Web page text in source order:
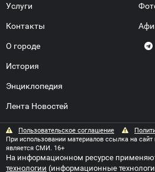
Услуги
Контакты
О городе
История
Энциклопедия
Лента Новостей
Пользовательское соглашение
При использовании материалов ссылка на
является СМИ. 16+
На информационном ресурсе
технологии (информационные